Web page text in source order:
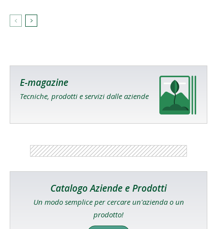
E-magazine
Tecniche, prodotti e servizi dalle aziende
Catalogo Aziende e Prodotti
Un modo semplice per cercare un'azienda o un
prodotto!